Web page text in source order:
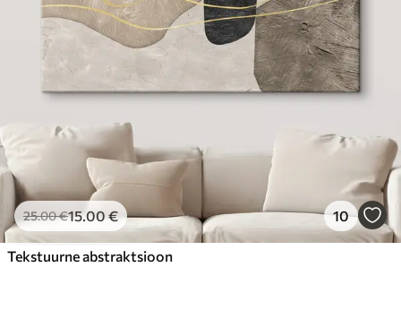
25.00€15.00€ 10
Tekstuurne abstraktsioon